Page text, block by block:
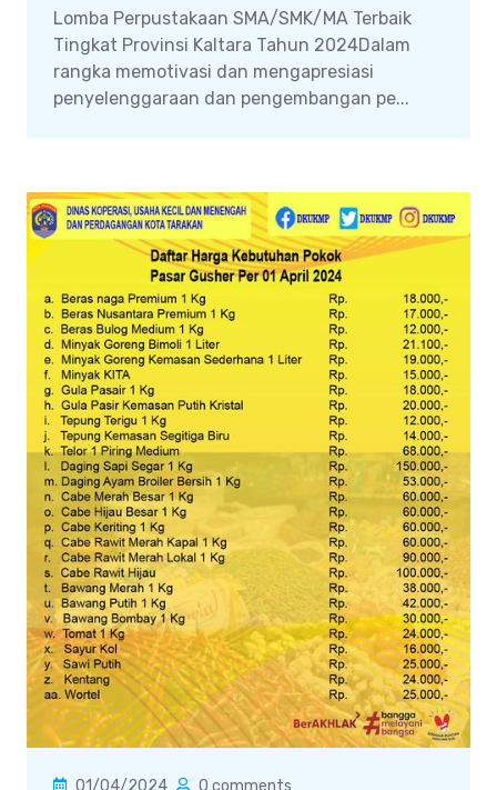
Lomba Perpustakaan SMA/SMK/MA Terbaik
Tingkat Provinsi Kaltara Tahun 2024Dalam
rangka memotivasi dan mengapresiasi
penyelenggaraan dan pengembangan pe...
01/04/2024 0 comments